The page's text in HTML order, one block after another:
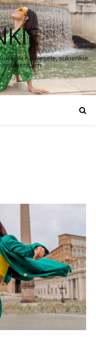
na wesele, sukienkie
sukienkach